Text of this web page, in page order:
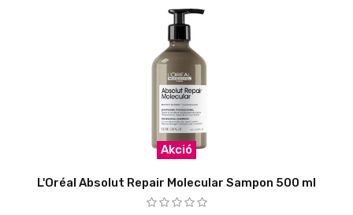
Akció
L'Oréal Absolut Repair Molecular Sampon 500 ml